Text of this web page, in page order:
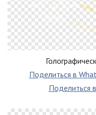
Поделиться в
Поделиться